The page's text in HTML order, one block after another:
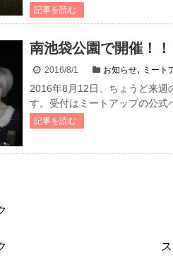
記事を読む
南池袋公園で開催！
2016/8/1 お知らせ, ミート
2016年8月12日、ちょうど来週
す。受付はミートアップの公式
記事を読む